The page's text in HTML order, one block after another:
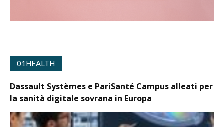
01HEALTH
Dassault Systèmes e PariSanté Campus alleati per
la sanità digitale sovrana in Europa